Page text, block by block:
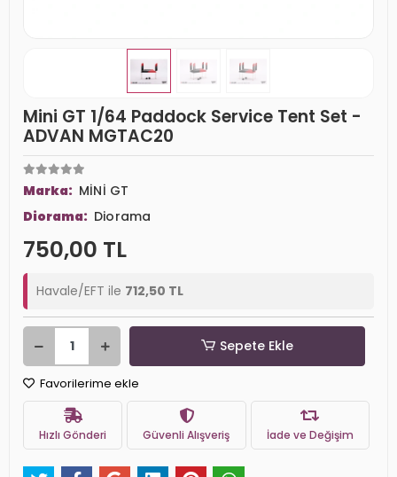
Mini GT 1/64 Paddock Service Tent Set -
ADVAN MGTAC20
Marka: MİNİ GT
Diorama: Diorama
750,00 TL
Havale/EFT ile 712,50 TL
Sepete Ekle
Favorilerime ekle
Hızlı Gönderi Güvenli Alışveriş İade ve Değişim